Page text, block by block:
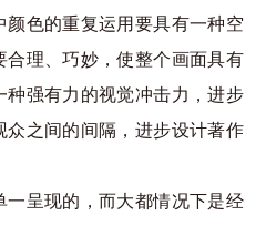
色的重复运用要具有一种空
理、巧妙，使整个画面具有
种强有力的视觉冲击力，进步
之间的间隔，进步设计著作
呈现的，而大都情况下是经